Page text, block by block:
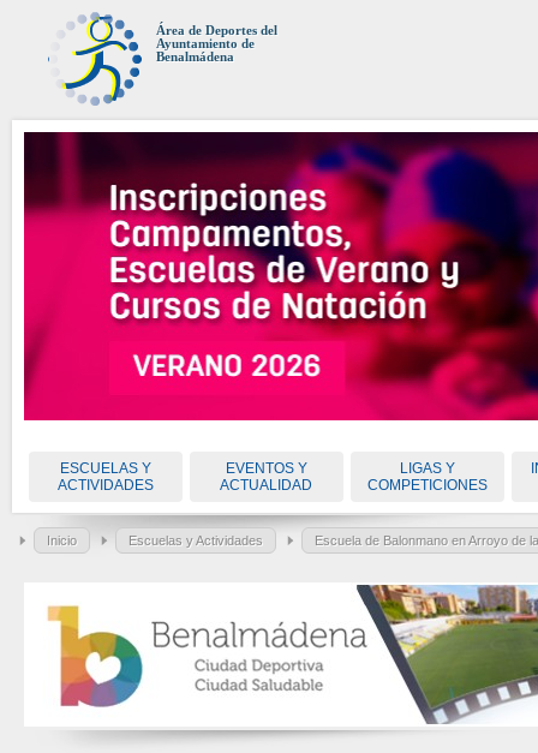
Área de Deportes del
Ayuntamiento de
Benalmádena
ESCUELAS Y
ACTIVIDADES
EVENTOS Y
ACTUALIDAD
LIGAS Y
COMPETICIONES
Inicio Escuelas y Actividades Escuela de Balonmano en Arroyo de